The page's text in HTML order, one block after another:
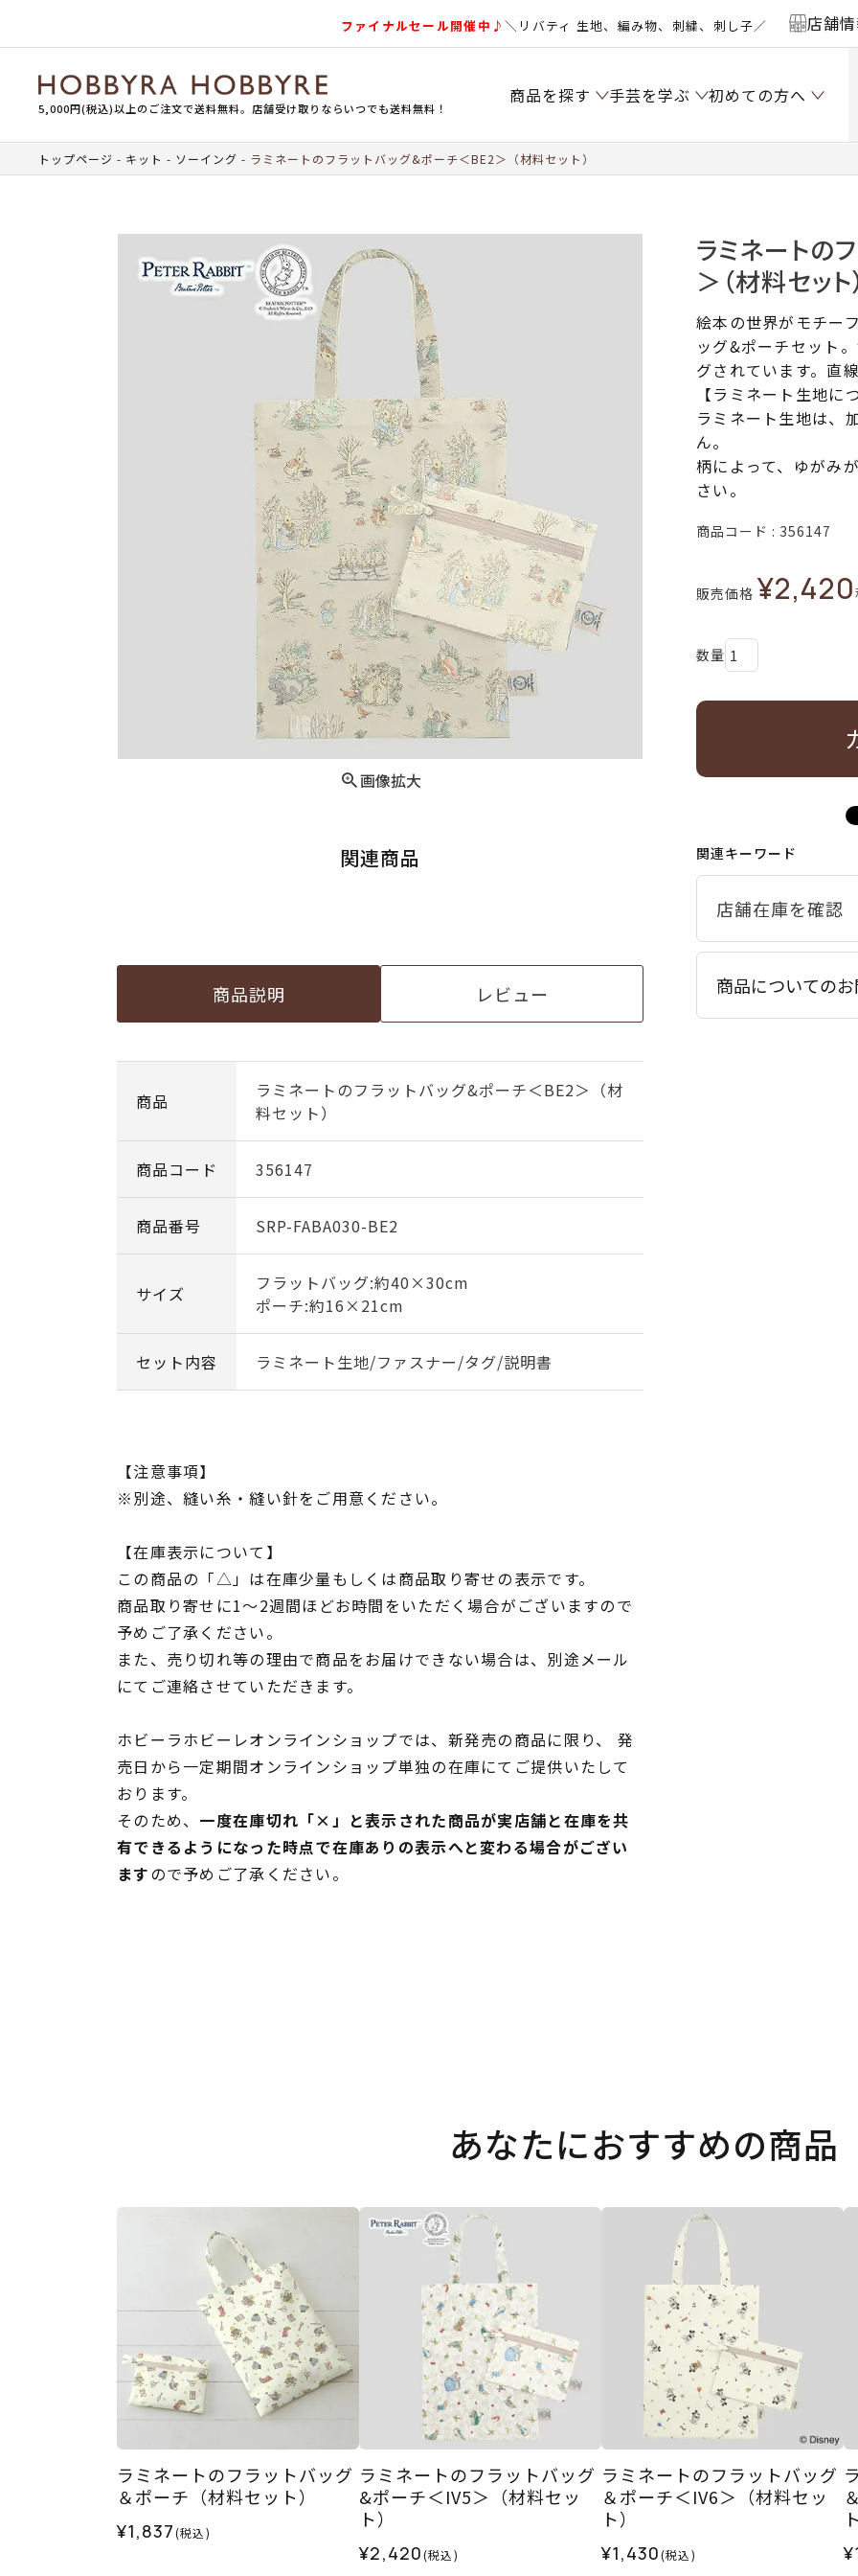
ファイナルセール開催中♪＼リバティ 生地、編み物、刺繍、刺し子／ 店舗
5,000円(税込)以上のご注文で送料無料。店舗受け取りならいつでも送料無料！
商品を探す 手芸を学ぶ 初めての方へ
トップページ キット ソーイング ラミネートのフラットバッグ&ポーチ＜BE2＞（材料セット）
画像拡大
関連商品
商品説明 レビュー
商品
ラミネートのフラットバッグ&ポーチ＜BE2＞（材
料セット）
商品コード 356147
商品番号 SRP-FABA030-BE2
サイズ
フラットバッグ:約40×30cm
ポーチ:約16×21cm
セット内容 ラミネート生地/ファスナー/タグ/説明書
【注意事項】
※別途、縫い糸・縫い針をご用意ください。
【在庫表示について】
この商品の「△」は在庫少量もしくは商品取り寄せの表示です。
商品取り寄せに1～2週間ほどお時間をいただく場合がございますので
予めご了承ください。
また、売り切れ等の理由で商品をお届けできない場合は、別途メール
にてご連絡させていただきます。
ホビーラホビーレオンラインショップでは、新発売の商品に限り、 発
売日から一定期間オンラインショップ単独の在庫にてご提供いたして
おります。
そのため、 一度在庫切れ「×」と表示された商品が実店舗と在庫を共
有できるようになった時点で在庫ありの表示へと変わる場合がござい
ますので予めご了承ください。
ラミネートの
＞（材料セット
絵本の世界がモチー
ッグ&ポーチセット
グされています。直
【ラミネート生地に
ラミネート生地は、
ん。
柄によって、ゆがみ
さい。
商品コード 356147
販売価格 ¥2,420
関連キーワード
商品についての
あなたにおすすめの商品
ラミネートのフラットバッグ
＆ポーチ（材料セット）
¥1,837(税込)
ラミネートのフラットバッグ
&ポーチ＜IV5＞（材料セッ
ト）
¥2,420(税込)
ラミネートのフラットバッグ
＆ポーチ＜IV6＞（材料セッ
ト）
¥1,430(税込)